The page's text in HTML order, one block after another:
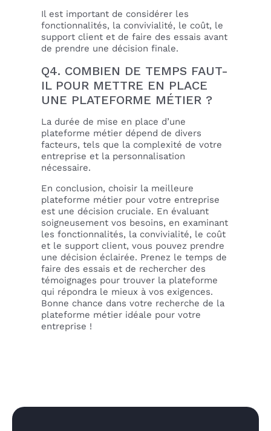
Il est important de considérer les
fonctionnalités, la convivialité, le coût, le
support client et de faire des essais avant
de prendre une décision finale.
Q4. COMBIEN DE TEMPS FAUT-
IL POUR METTRE EN PLACE
UNE PLATEFORME MÉTIER ?
La durée de mise en place d’une
plateforme métier dépend de divers
facteurs, tels que la complexité de votre
entreprise et la personnalisation
nécessaire.
En conclusion, choisir la meilleure
plateforme métier pour votre entreprise
est une décision cruciale. En évaluant
soigneusement vos besoins, en examinant
les fonctionnalités, la convivialité, le coût
et le support client, vous pouvez prendre
une décision éclairée. Prenez le temps de
faire des essais et de rechercher des
témoignages pour trouver la plateforme
qui répondra le mieux à vos exigences.
Bonne chance dans votre recherche de la
plateforme métier idéale pour votre
entreprise !